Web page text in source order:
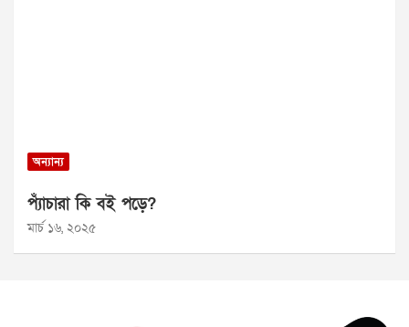
অন্যান্য
প্যাঁচারা কি বই পড়ে?
মার্চ ১৬, ২০২৫